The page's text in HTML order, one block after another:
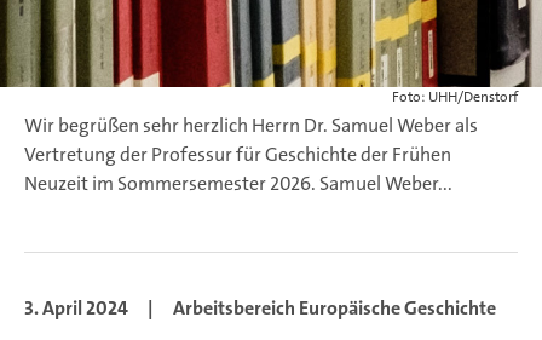
Foto: UHH/Denstorf
Wir begrüßen sehr herzlich Herrn Dr. Samuel Weber als
Vertretung der Professur für Geschichte der Frühen
Neuzeit im Sommersemester 2026. Samuel Weber...
3. April 2024 | Arbeitsbereich Europäische Geschichte